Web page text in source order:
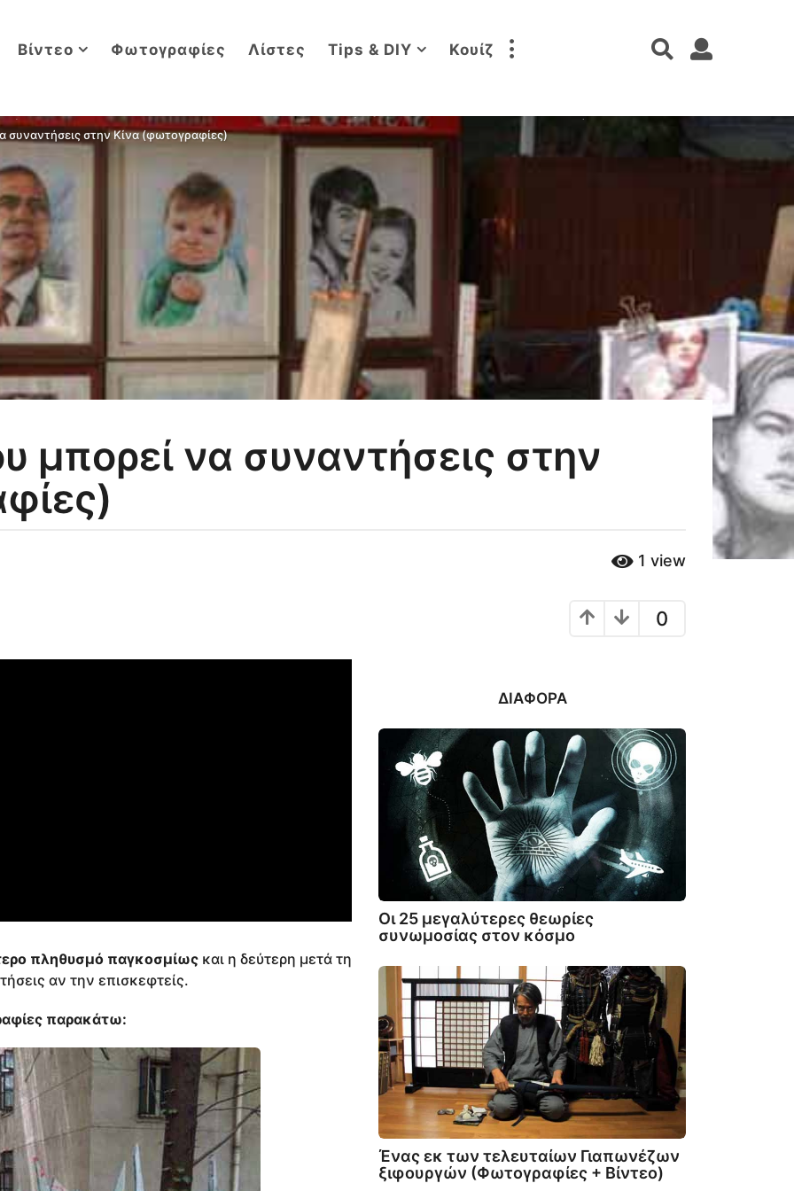
Βίντεο Φωτογραφίες Λίστες Tips & DIY Κουίζ
συναντήσεις στην Κίνα (φωτογραφίες)
μπορεί να συναντήσεις στην
1 view
0
πληθυσμό παγκοσμίως και η δεύτερη μετά τη
αν την επισκεφτείς.
παρακάτω:
ΔΙΆΦΟΡΑ
Οι 25 μεγαλύτερες θεωρίες
συνωμοσίας στον κόσμο
Ένας εκ των τελευταίων Γιαπωνέζων
ξιφουργών (Φωτογραφίες + Βίντεο)